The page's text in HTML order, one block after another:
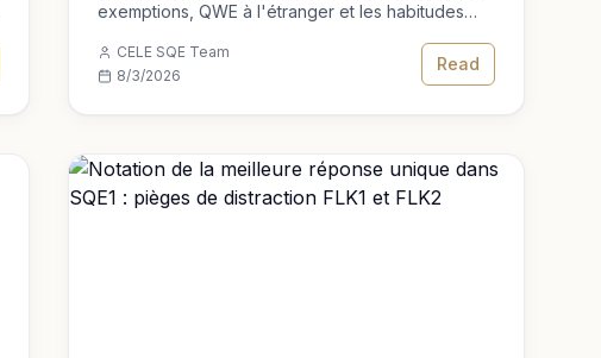
exemptions, QWE à l'étranger et les habitudes
CELE SQE Team
8/3/2026
Read